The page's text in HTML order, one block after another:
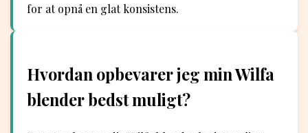
for at opnå en glat konsistens.
Hvordan opbevarer jeg min Wilfa
blender bedst muligt?